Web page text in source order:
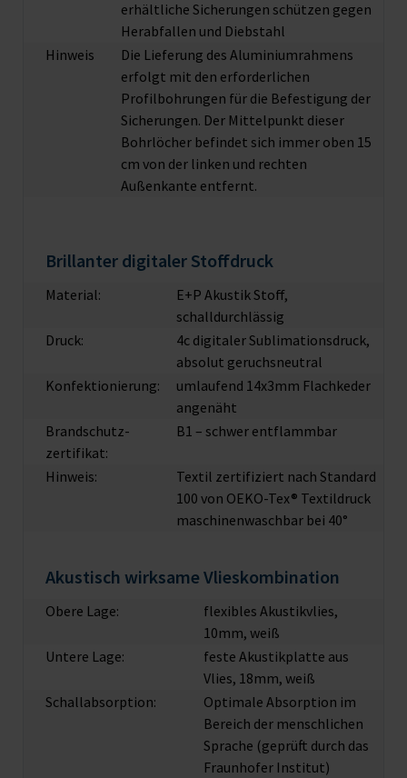
erhältliche Sicherungen schützen gegen
Herabfallen und Diebstahl
Hinweis
Die Lieferung des Aluminiumrahmens
erfolgt mit den erforderlichen
Profilbohrungen für die Befestigung der
Sicherungen. Der Mittelpunkt dieser
Bohrlöcher befindet sich immer oben 15
cm von der linken und rechten
Außenkante entfernt.
Brillanter digitaler Stoffdruck
Material:
E+P Akustik Stoff,
schalldurchlässig
Druck:
4c digitaler Sublimationsdruck,
absolut geruchsneutral
Konfektionierung:
umlaufend 14x3mm Flachkeder
angenäht
Brandschutz­
zertifikat:
B1 – schwer entflammbar
Hinweis:
Textil zertifiziert nach Standard
100 von OEKO-Tex® Textildruck
maschinenwaschbar bei 40°
Akustisch wirksame Vlieskombination
Obere Lage:
flexibles Akustikvlies,
10mm, weiß
Untere Lage:
feste Akustikplatte aus
Vlies, 18mm, weiß
Schallabsorption:
Optimale Absorption im
Bereich der menschlichen
Sprache (geprüft durch das
Fraunhofer Institut)